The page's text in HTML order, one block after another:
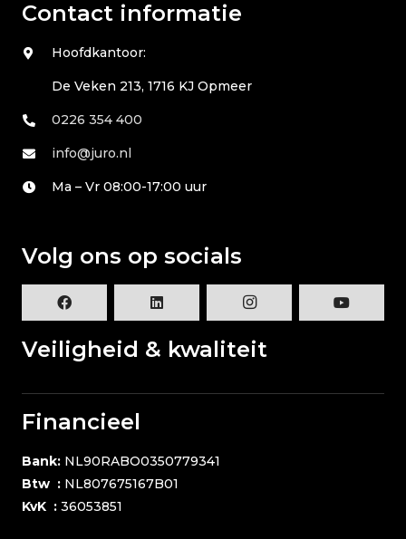
Contact informatie
Hoofdkantoor:
De Veken 213, 1716 KJ Opmeer
0226 354 400
info@juro.nl
Ma – Vr 08:00-17:00 uur
Volg ons op socials
Veiligheid & kwaliteit
Financieel
Bank: NL90RABO0350779341
Btw : NL807675167B01
KvK : 36053851